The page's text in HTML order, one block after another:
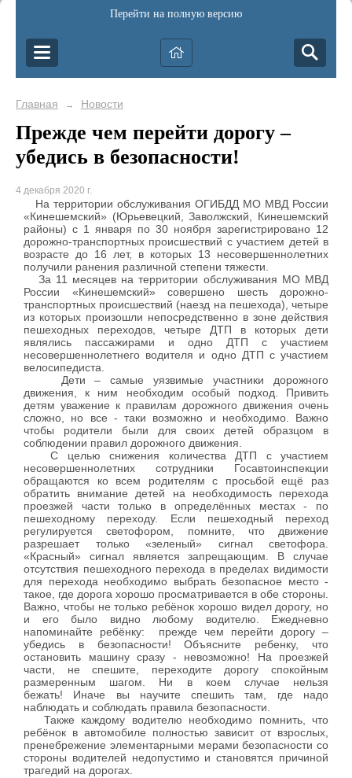
Перейти на полную версию
Главная → Новости
Прежде чем перейти дорогу –
убедись в безопасности!
4 декабря 2020 г.
На территории обслуживания ОГИБДД МО МВД России
«Кинешемский» (Юрьевецкий, Заволжский, Кинешемский
районы) с 1 января по 30 ноября зарегистрировано 12
дорожно-транспортных происшествий с участием детей в
возрасте до 16 лет, в которых 13 несовершеннолетних
получили ранения различной степени тяжести.
За 11 месяцев на территории обслуживания МО МВД
России «Кинешемский» совершено шесть дорожно-
транспортных происшествий (наезд на пешехода), четыре
из которых произошли непосредственно в зоне действия
пешеходных переходов, четыре ДТП в которых дети
являлись пассажирами и одно ДТП с участием
несовершеннолетнего водителя и одно ДТП с участием
велосипедиста.
Дети – самые уязвимые участники дорожного
движения, к ним необходим особый подход. Привить
детям уважение к правилам дорожного движения очень
сложно, но все - таки возможно и необходимо. Важно
чтобы родители были для своих детей образцом в
соблюдении правил дорожного движения.
С целью снижения количества ДТП с участием
несовершеннолетних сотрудники Госавтоинспекции
обращаются ко всем родителям с просьбой ещё раз
обратить внимание детей на необходимость перехода
проезжей части только в определённых местах - по
пешеходному переходу. Если пешеходный переход
регулируется светофором, помните, что движение
разрешает только «зеленый» сигнал светофора.
«Красный» сигнал является запрещающим. В случае
отсутствия пешеходного перехода в пределах видимости
для перехода необходимо выбрать безопасное место -
такое, где дорога хорошо просматривается в обе стороны.
Важно, чтобы не только ребёнок хорошо видел дорогу, но
и его было видно любому водителю. Ежедневно
напоминайте ребёнку: прежде чем перейти дорогу –
убедись в безопасности! Объясните ребенку, что
остановить машину сразу - невозможно! На проезжей
части, не спешите, переходите дорогу спокойным
размеренным шагом. Ни в коем случае нельзя
бежать! Иначе вы научите спешить там, где надо
наблюдать и соблюдать правила безопасности.
Также каждому водителю необходимо помнить, что
ребёнок в автомобиле полностью зависит от взрослых,
пренебрежение элементарными мерами безопасности со
стороны водителей недопустимо и становятся причиной
трагедий на дорогах.